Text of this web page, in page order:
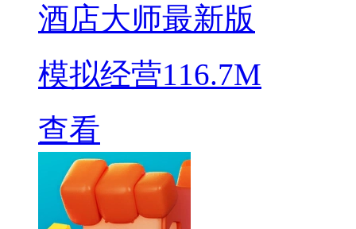
酒店大师最新版
模拟经营116.7M
查看